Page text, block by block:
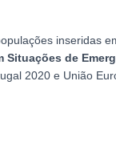
inseridas
Situações de
2020 e União